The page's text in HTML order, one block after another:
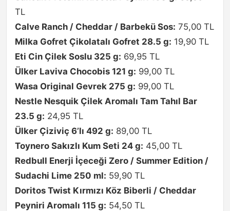
TL
Calve Ranch / Cheddar / Barbekü Sos: 75,00 TL
Milka Gofret Çikolatalı Gofret 28.5 g: 19,90 TL
Eti Cin Çilek Soslu 325 g: 69,95 TL
Ülker Laviva Chocobis 121 g: 99,00 TL
Wasa Original Gevrek 275 g: 99,00 TL
Nestle Nesquik Çilek Aromalı Tam Tahıl Bar
23.5 g: 24,95 TL
Ülker Çiziviç 6’lı 492 g: 89,00 TL
Toynero Sakızlı Kum Seti 24 g: 45,00 TL
Redbull Enerji İçeceği Zero / Summer Edition /
Sudachi Lime 250 ml: 59,90 TL
Doritos Twist Kırmızı Köz Biberli / Cheddar
Peyniri Aromalı 115 g: 54,50 TL